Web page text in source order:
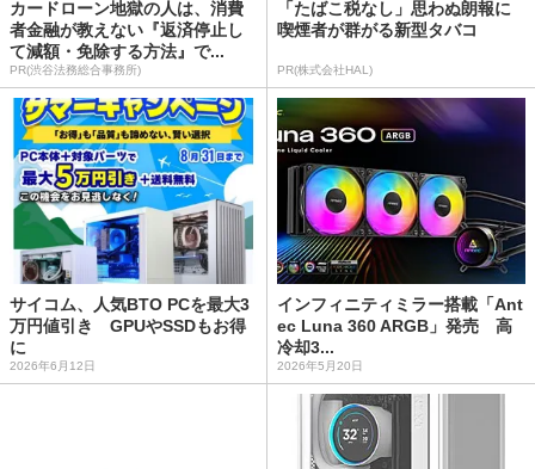
カードローン地獄の人は、消費
者金融が教えない『返済停止し
て減額・免除する方法』で...
PR(渋谷法務総合事務所)
「たばこ税なし」思わぬ朗報に
喫煙者が群がる新型タバコ
PR(株式会社HAL)
サイコム、人気BTO PCを最大3
万円値引き GPUやSSDもお得
に
2026年6月12日
インフィニティミラー搭載「Ant
ec Luna 360 ARGB」発売 高
冷却3...
2026年5月20日